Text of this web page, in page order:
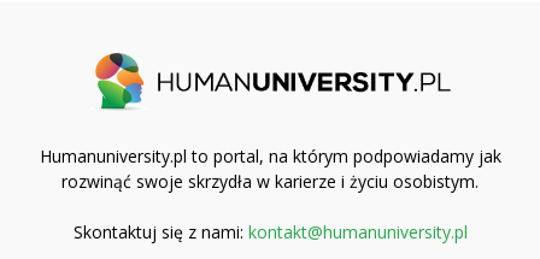
Humanuniversity.pl to portal, na którym podpowiadamy jak
rozwinąć swoje skrzydła w karierze i życiu osobistym.
Skontaktuj się z nami: kontakt@humanuniversity.pl